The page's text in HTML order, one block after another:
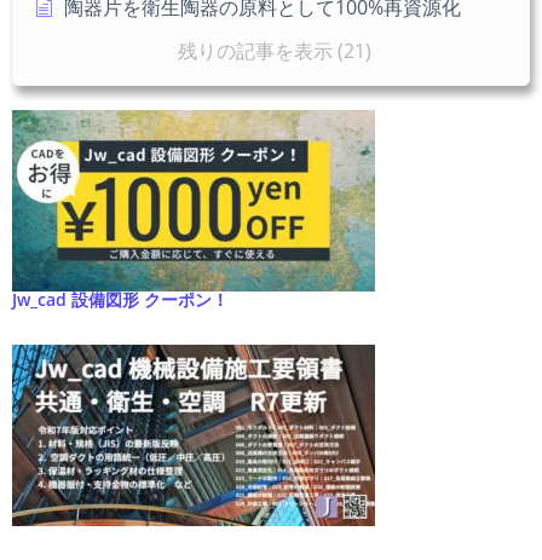
陶器片を衛生陶器の原料として100%再資源化
残りの記事を表示 (21)
Jw_cad 設備図形 クーポン！